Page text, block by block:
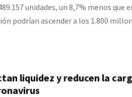
unidades, un 8,7% menos que
podrían ascender a los 1.800
liquidez y reducen la